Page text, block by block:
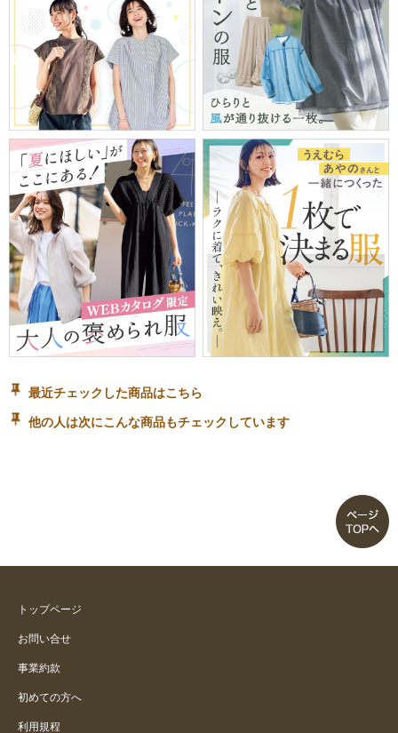
最近チェックした商品はこちら
他の人は次にこんな商品もチェックしています
トップページ
お問い合せ
事業約款
初めての方へ
利用規程